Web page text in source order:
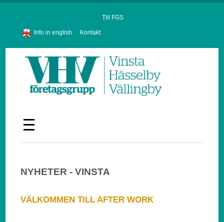
Till FGS
Info in english Kontakt
NYHETER - VINSTA
VÄLKOMMEN TILL AFTER WORK